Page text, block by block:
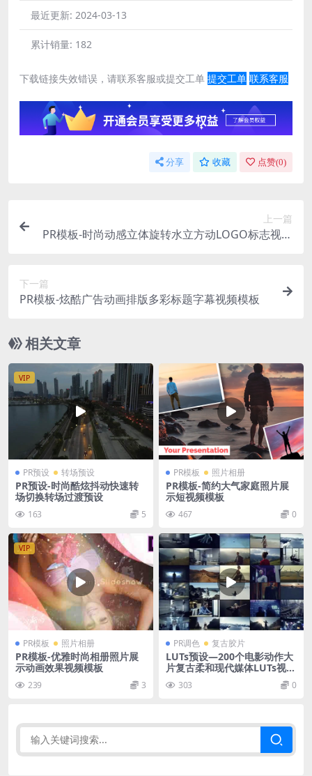
最近更新: 2024-03-13
累计销量: 182
下载链接失效错误，请联系客服或提交工单 提交工单 联系客服
分享 收藏 点赞(0)
上一篇
PR模板-时尚动感立体旋转水立方动LOGO标志视频
下一篇
PR模板-炫酷广告动画排版多彩标题字幕视频模板
相关文章
VIP
PR预设 转场预设
PR预设-时尚酷炫抖动快速转
场切换转场过渡预设
163 5
PR模板 照片相册
PR模板-简约大气家庭照片展
示短视频模板
467 0
VIP
PR模板 照片相册
PR模板-优雅时尚相册照片展
示动画效果视频模板
239 3
PR调色 复古胶片
LUTs预设—200个电影动作大
片复古柔和现代媒体LUTs视频
调色303 0